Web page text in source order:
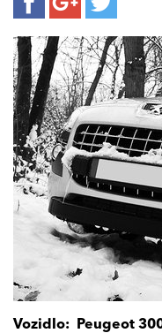
Vozidlo:
Peugeot